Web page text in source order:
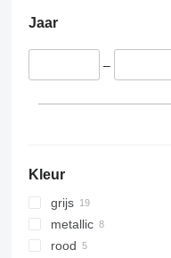
Jaar
–
Kleur
grijs
metallic
rood